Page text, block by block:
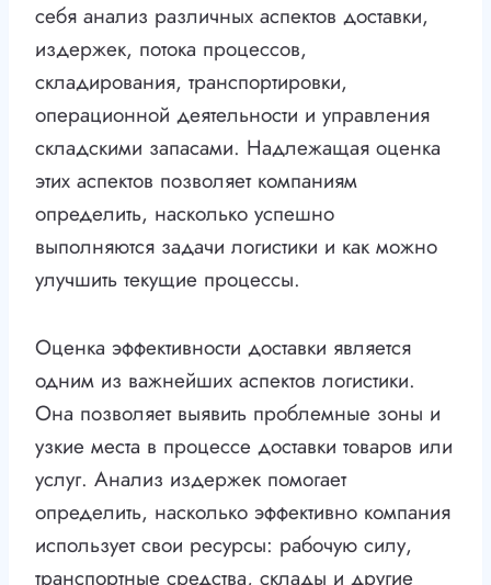
себя анализ различных аспектов доставки,
издержек, потока процессов,
складирования, транспортировки,
операционной деятельности и управления
складскими запасами. Надлежащая оценка
этих аспектов позволяет компаниям
определить, насколько успешно
выполняются задачи логистики и как можно
улучшить текущие процессы.
Оценка эффективности доставки является
одним из важнейших аспектов логистики.
Она позволяет выявить проблемные зоны и
узкие места в процессе доставки товаров или
услуг. Анализ издержек помогает
определить, насколько эффективно компания
использует свои ресурсы: рабочую силу,
транспортные средства, склады и другие